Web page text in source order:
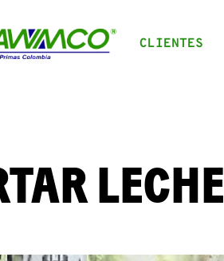
CLIENTES
LECHE